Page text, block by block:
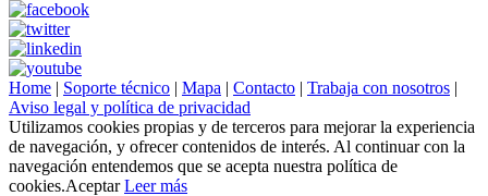
Home | Soporte técnico | Mapa | Contacto | Trabaja con nosotros |
Aviso legal y política de privacidad
Utilizamos cookies propias y de terceros para mejorar la experiencia
de navegación, y ofrecer contenidos de interés. Al continuar con la
navegación entendemos que se acepta nuestra política de
cookies.Aceptar Leer más